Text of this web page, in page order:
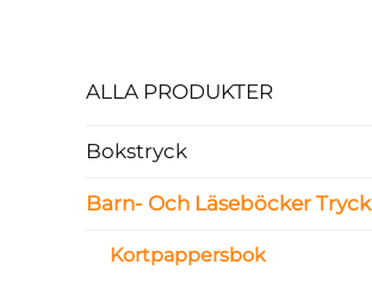
ALLA PRODUKTER
Bokstryck
Barn- Och Läseböcker Tryck
Kortpappersbok